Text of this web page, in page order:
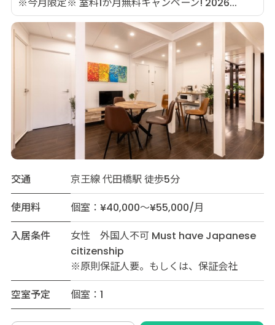
交通
京王線 代田橋駅 徒歩5分
使用料
個室：¥40,000～¥55,000/月
入居条件
女性 外国人不可 Must have Japanese
citizenship
※原則保証人要。もしくは、保証会社
空室予定
個室：1